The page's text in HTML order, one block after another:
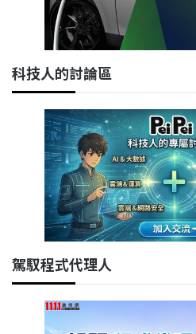
科技人的討論區
駕馭程式代理人